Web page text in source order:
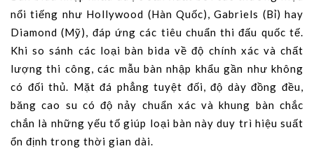
nổi tiếng như Hollywood (Hàn Quốc), Gabriels (Bỉ) hay
Diamond (Mỹ), đáp ứng các tiêu chuẩn thi đấu quốc tế.
Khi so sánh các loại bàn bida về độ chính xác và chất
lượng thi công, các mẫu bàn nhập khẩu gần như không
có đối thủ. Mặt đá phẳng tuyệt đối, độ dày đồng đều,
băng cao su có độ nảy chuẩn xác và khung bàn chắc
chắn là những yếu tố giúp loại bàn này duy trì hiệu suất
ổn định trong thời gian dài.